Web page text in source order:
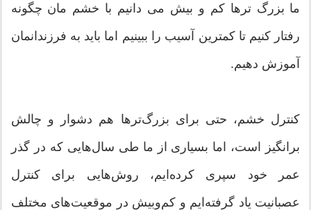
ما بزرگ ترها کم و بیش می دانیم با خشم مان چگونه
رفتار کنیم تا کمترین آسیب را ببینیم اما باید به فرزندانمان
آموزش دهیم.
کنترل خشم، حتی برای بزرگ‌ترها هم دشوار و چالش
برانگیز است، اما بسیاری از ما طی سال‌هایی که در گذر
عمر خود سپری کرده‌ایم، روش‌هایی برای کنترل
عصبانیت یاد گرفته‌ایم و کم‌وبیش در موقعیت‌های مختلف